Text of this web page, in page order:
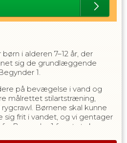
i alderen 7–12 år, der
sig de grundlæggende
1.
på bevægelse i vand og
målrettet stilartstræning,
Børnene skal kunne
frit i vandet, og vi gentager
Begynder 1 for at styrke